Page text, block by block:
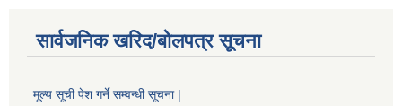
सार्वजनिक खरिद/बोलपत्र सूचना
मूल्य सूची पेश गर्ने सम्वन्धी सूचना |